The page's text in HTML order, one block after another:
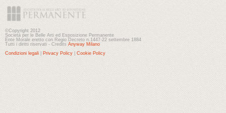
©Copyright 2012
Società per le Belle Arti ed Esposizione Permanente
Ente Morale eretto con Regio Decreto n.1447-22 settembre 1884
Tutti i diritti riservati - Credits Anyway Milano
Condizioni legali
Privacy Policy Cookie Policy